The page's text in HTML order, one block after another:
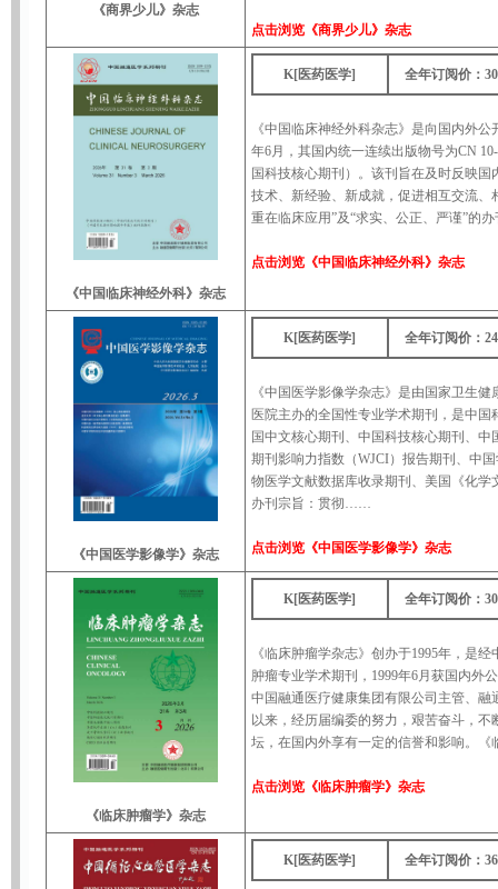
《商界少儿》杂志
点击浏览《商界少儿》杂志
《中国临床神经外科》杂志
K[医药医学] 全年订阅价：
《中国临床神经外科杂志》是向国内外
年6月，其国内统一连续出版物号为CN
国科技核心期刊）。该刊旨在及时反映
技术、新经验、新成就，促进相互交流
重在临床应用”及“求实、公正、严谨”的
点击浏览《中国临床神经外科》杂志
《中国医学影像学》杂志
K[医药医学] 全年订阅价：
《中国医学影像学杂志》是由国家卫生
医院主办的全国性专业学术期刊，是中
国中文核心期刊、中国科技核心期刊、
期刊影响力指数（WJCI）报告期刊、中
物医学文献数据库收录期刊、美国《化学
办刊宗旨：贯彻……
点击浏览《中国医学影像学》杂志
《临床肿瘤学》杂志
K[医药医学] 全年订阅价：
《临床肿瘤学杂志》创办于1995年，是
肿瘤专业学术期刊，1999年6月获国内外
中国融通医疗健康集团有限公司主管、
以来，经历届编委的努力，艰苦奋斗，
坛，在国内外享有一定的信誉和影响。
点击浏览《临床肿瘤学》杂志
K[医药医学] 全年订阅价：